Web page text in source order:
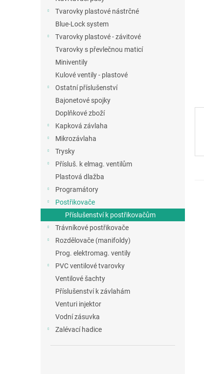
Tvarovky plastové nástrčné
Blue-Lock system
Tvarovky plastové - závitové
Tvarovky s převlečnou maticí
Miniventily
Kulové ventily - plastové
Ostatní příslušenství
Bajonetové spojky
Doplňkové zboží
Kapková závlaha
Mikrozávlaha
Trysky
Přísluš. k elmag. ventilům
Plastová dlažba
Programátory
Postřikovače
Příslušenství k postřikovačům
Trávníkové postřikovače
Rozdělovače (manifoldy)
Prog. elektromag. ventily
PVC ventilové tvarovky
Ventilové šachty
Příslušenství k závlahám
Venturi injektor
Vodní zásuvka
Zalévací hadice